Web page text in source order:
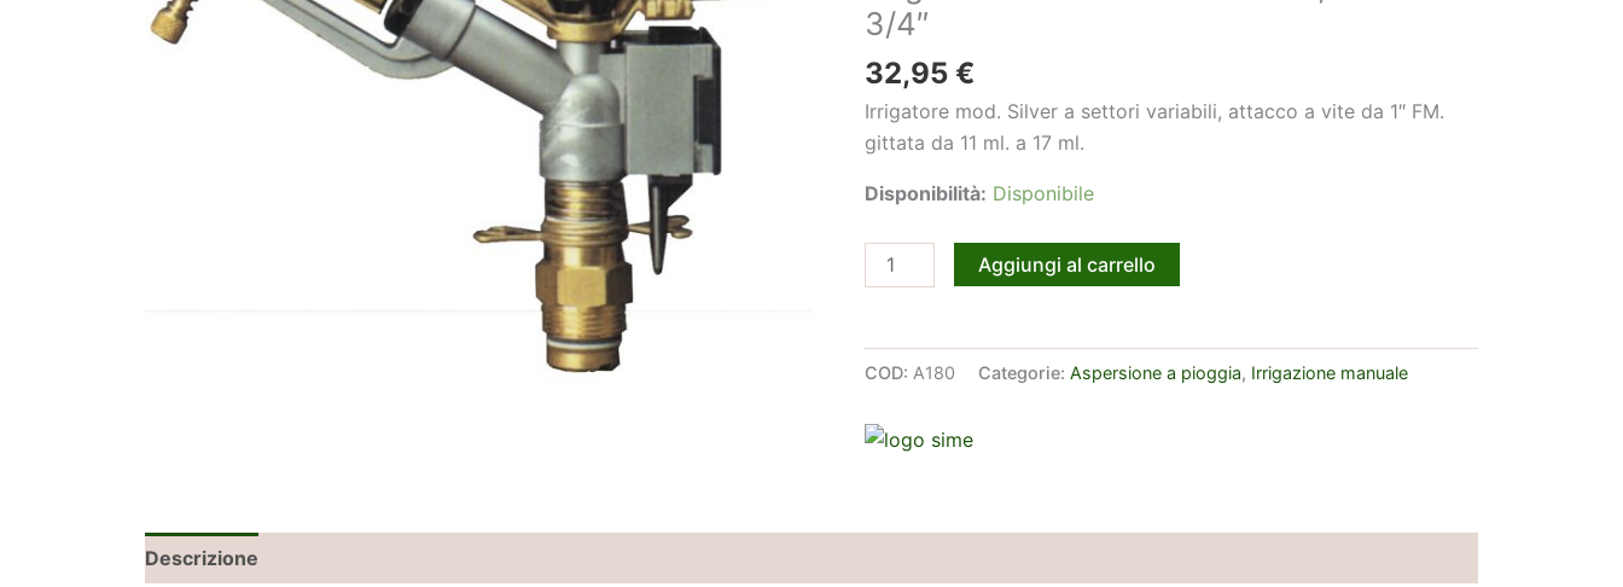
3/4″
32,95€
Irrigatore mod. Silver a settori variabili, attacco a vite da 1″ FM.
gittata da 11 ml. a 17 ml.
Disponibilità: Disponibile
Irrigatore
A
SILVER,
Ottone
quantità
Aggiungi al carrello
COD: A180 Categorie:Aspersione a pioggia, Irrigazione manuale
Descrizione